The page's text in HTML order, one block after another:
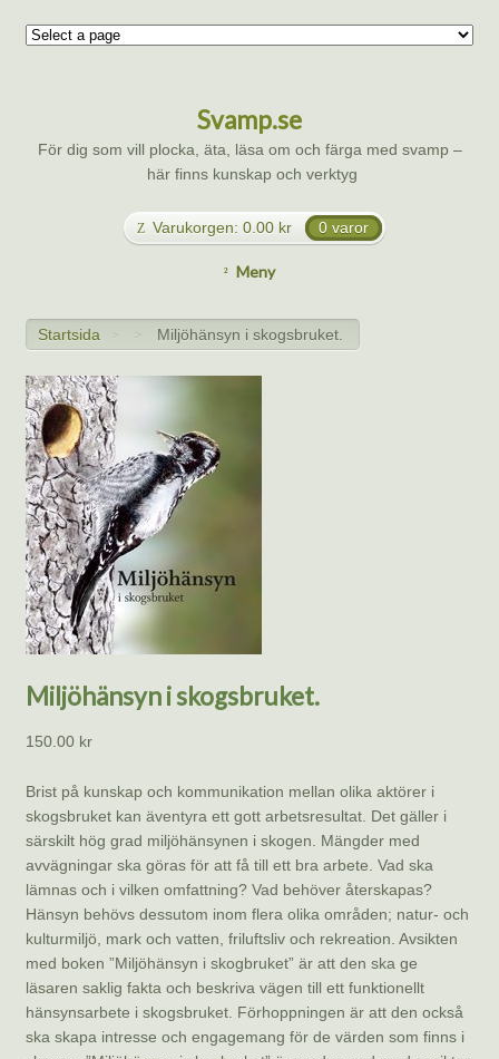
Svamp.se
För dig som vill plocka, äta, läsa om och färga med svamp –
här finns kunskap och verktyg
Varukorgen: 0.00 kr 0 varor
Meny
Startsida > > Miljöhänsyn i skogsbruket.
Miljöhänsyn i skogsbruket.
150.00 kr
Brist på kunskap och kommunikation mellan olika aktörer i
skogsbruket kan äventyra ett gott arbetsresultat. Det gäller i
särskilt hög grad miljöhänsynen i skogen. Mängder med
avvägningar ska göras för att få till ett bra arbete. Vad ska
lämnas och i vilken omfattning? Vad behöver återskapas?
Hänsyn behövs dessutom inom flera olika områden; natur- och
kulturmiljö, mark och vatten, friluftsliv och rekreation. Avsikten
med boken ”Miljöhänsyn i skogbruket” är att den ska ge
läsaren saklig fakta och beskriva vägen till ett funktionellt
hänsynsarbete i skogsbruket. Förhoppningen är att den också
ska skapa intresse och engagemang för de värden som finns i